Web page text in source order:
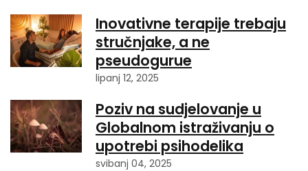
Inovativne terapije trebaju
stručnjake, a ne
pseudogurue
lipanj 12, 2025
Poziv na sudjelovanje u
Globalnom istraživanju o
upotrebi psihodelika
svibanj 04, 2025